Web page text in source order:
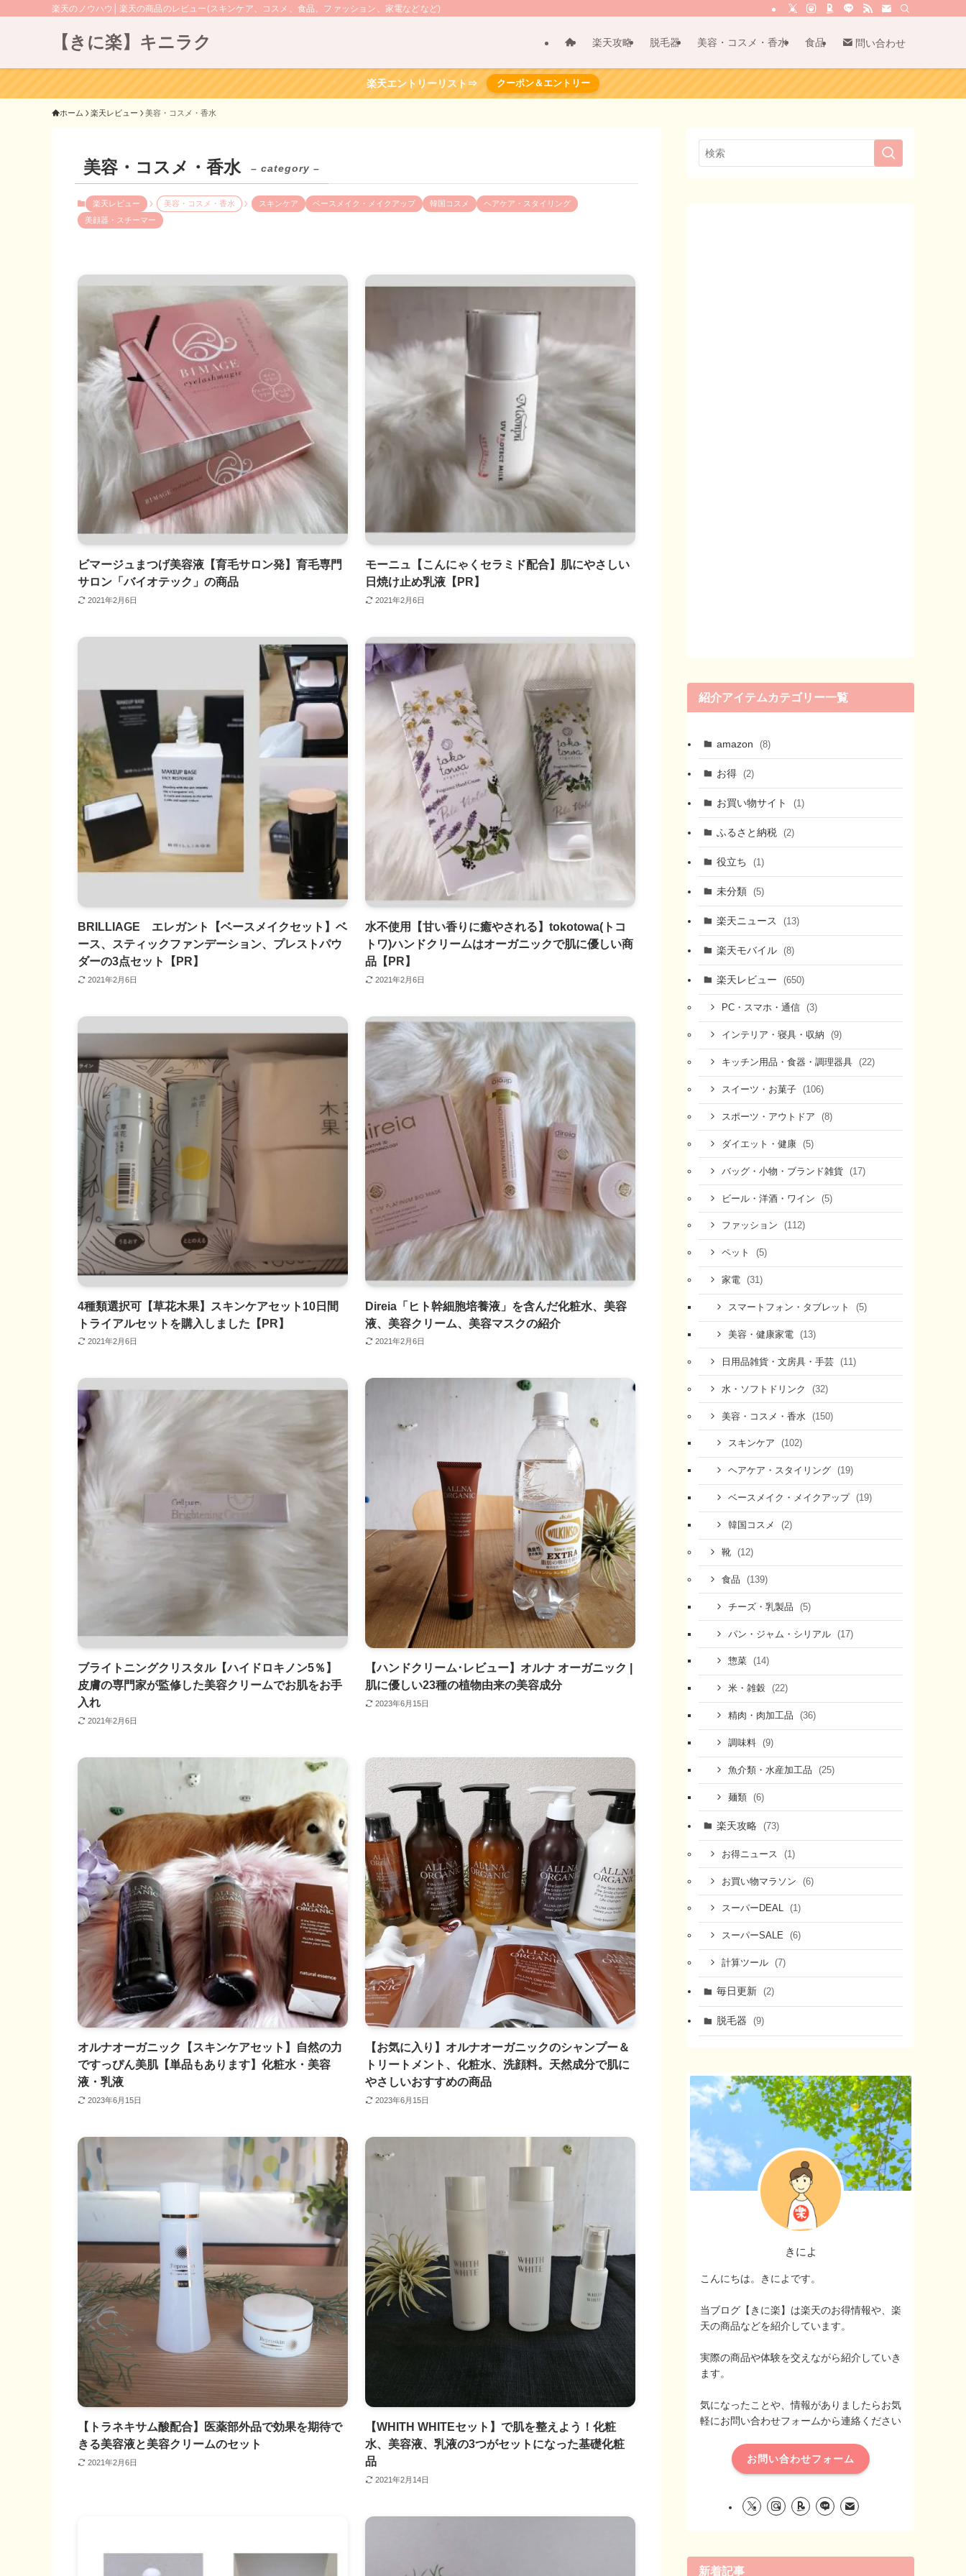
楽天のノウハウ│楽天の商品のレビュー(スキンケア、コスメ、食品、ファッション、家電などなど)
【きに楽】キニラク 楽天攻略 脱毛器 美容・コスメ・香水 食品 問い合わせ
楽天エントリーリスト⇒ クーポン＆エントリー
ホーム 楽天レビュー 美容・コスメ・香水
美容・コスメ・香水 – category –
楽天レビュー 美容・コスメ・香水 スキンケア ベースメイク・メイクアップ 韓国コスメ
ヘアケア・スタイリング
美顔器・スチーマー
ビマージュまつげ美容液【育毛サロン発】育毛専門
サロン「バイオテック」の商品
2021年2月6日
モーニュ【こんにゃくセラミド配合】肌にやさしい
日焼け止め乳液【PR】
2021年2月6日
BRILLIAGE エレガント【ベースメイクセット】ベ
ース、スティックファンデーション、プレストパウ
ダーの3点セット【PR】
2021年2月6日
水不使用【甘い香りに癒やされる】tokotowa(トコ
トワ)ハンドクリームはオーガニックで肌に優しい商
品【PR】
2021年2月6日
4種類選択可【草花木果】スキンケアセット10日間
トライアルセットを購入しました【PR】
2021年2月6日
Direia「ヒト幹細胞培養液」を含んだ化粧水、美容
液、美容クリーム、美容マスクの紹介
2021年2月6日
ブライトニングクリスタル【ハイドロキノン5％】
皮膚の専門家が監修した美容クリームでお肌をお手
入れ
2021年2月6日
【ハンドクリーム･レビュー】オルナ オーガニック |
肌に優しい23種の植物由来の美容成分
2023年6月15日
オルナオーガニック【スキンケアセット】自然の力
ですっぴん美肌【単品もあります】化粧水・美容
液・乳液
2023年6月15日
【お気に入り】オルナオーガニックのシャンプー＆
トリートメント、化粧水、洗顔料。天然成分で肌に
やさしいおすすめの商品
2023年6月15日
【トラネキサム酸配合】医薬部外品で効果を期待で
きる美容液と美容クリームのセット
2021年2月6日
【WHITH WHITEセット】で肌を整えよう！化粧
水、美容液、乳液の3つがセットになった基礎化粧
品
2021年2月14日
紹介アイテムカテゴリー一覧
amazon (8)
お得 (2)
お買い物サイト (1)
ふるさと納税 (2)
役立ち (1)
未分類 (5)
楽天ニュース (13)
楽天モバイル (8)
楽天レビュー (650)
PC・スマホ・通信 (3)
インテリア・寝具・収納 (9)
キッチン用品・食器・調理器具 (22)
スイーツ・お菓子 (106)
スポーツ・アウトドア (8)
ダイエット・健康 (5)
バッグ・小物・ブランド雑貨 (17)
ビール・洋酒・ワイン (5)
ファッション (112)
ペット (5)
家電 (31)
スマートフォン・タブレット (5)
美容・健康家電 (13)
日用品雑貨・文房具・手芸 (11)
水・ソフトドリンク (32)
美容・コスメ・香水 (150)
スキンケア (102)
ヘアケア・スタイリング (19)
ベースメイク・メイクアップ (19)
韓国コスメ (2)
靴 (12)
食品 (139)
チーズ・乳製品 (5)
パン・ジャム・シリアル (17)
惣菜 (14)
米・雑穀 (22)
精肉・肉加工品 (36)
調味料 (9)
魚介類・水産加工品 (25)
麺類 (6)
楽天攻略 (73)
お得ニュース (1)
お買い物マラソン (6)
スーパーDEAL (1)
スーパーSALE (6)
計算ツール (7)
毎日更新 (2)
脱毛器 (9)
きによ
こんにちは。きによです。
当ブログ【きに楽】は楽天のお得情報や、楽
天の商品などを紹介しています。
実際の商品や体験を交えながら紹介していき
ます。
気になったことや、情報がありましたらお気
軽にお問い合わせフォームから連絡ください
お問い合わせフォーム
新着記事